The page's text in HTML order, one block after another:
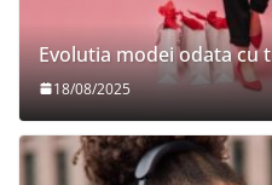
Evolutia modei odata cu
18/08/2025